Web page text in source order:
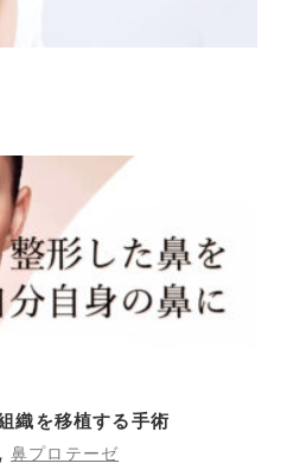
織を移植する手術
,鼻プロテーゼ